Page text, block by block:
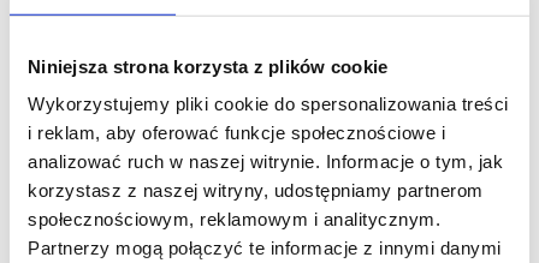
Niniejsza strona korzysta z plików cookie
Wykorzystujemy pliki cookie do spersonalizowania treści
i reklam, aby oferować funkcje społecznościowe i
analizować ruch w naszej witrynie. Informacje o tym, jak
korzystasz z naszej witryny, udostępniamy partnerom
społecznościowym, reklamowym i analitycznym.
Partnerzy mogą połączyć te informacje z innymi danymi
FIRMA
TREŚĆ WIADOMOŚCI*